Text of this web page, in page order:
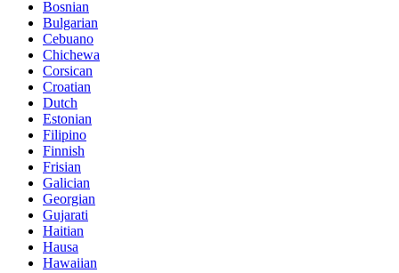
Bosnian
Bulgarian
Cebuano
Chichewa
Corsican
Croatian
Dutch
Estonian
Filipino
Finnish
Frisian
Galician
Georgian
Gujarati
Haitian
Hausa
Hawaiian